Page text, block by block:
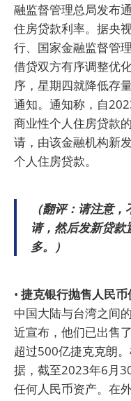
融监督管理总局发布
住房贷款利率。据央
行、国家金融监督管
借贷双方有序调整优
序，星期四就降低存
通知。通知称，自
商业性个人住房贷款
请，由该金融机构新
个人住房贷款。
（翻评：请注意
请，然后发新贷款
多。）
• 捷克银行抛售人民币
中国大陆与台湾之间
近宣布，他们已出售
超过500亿捷克克朗
据，截至2023年6月
任何人民币资产。在